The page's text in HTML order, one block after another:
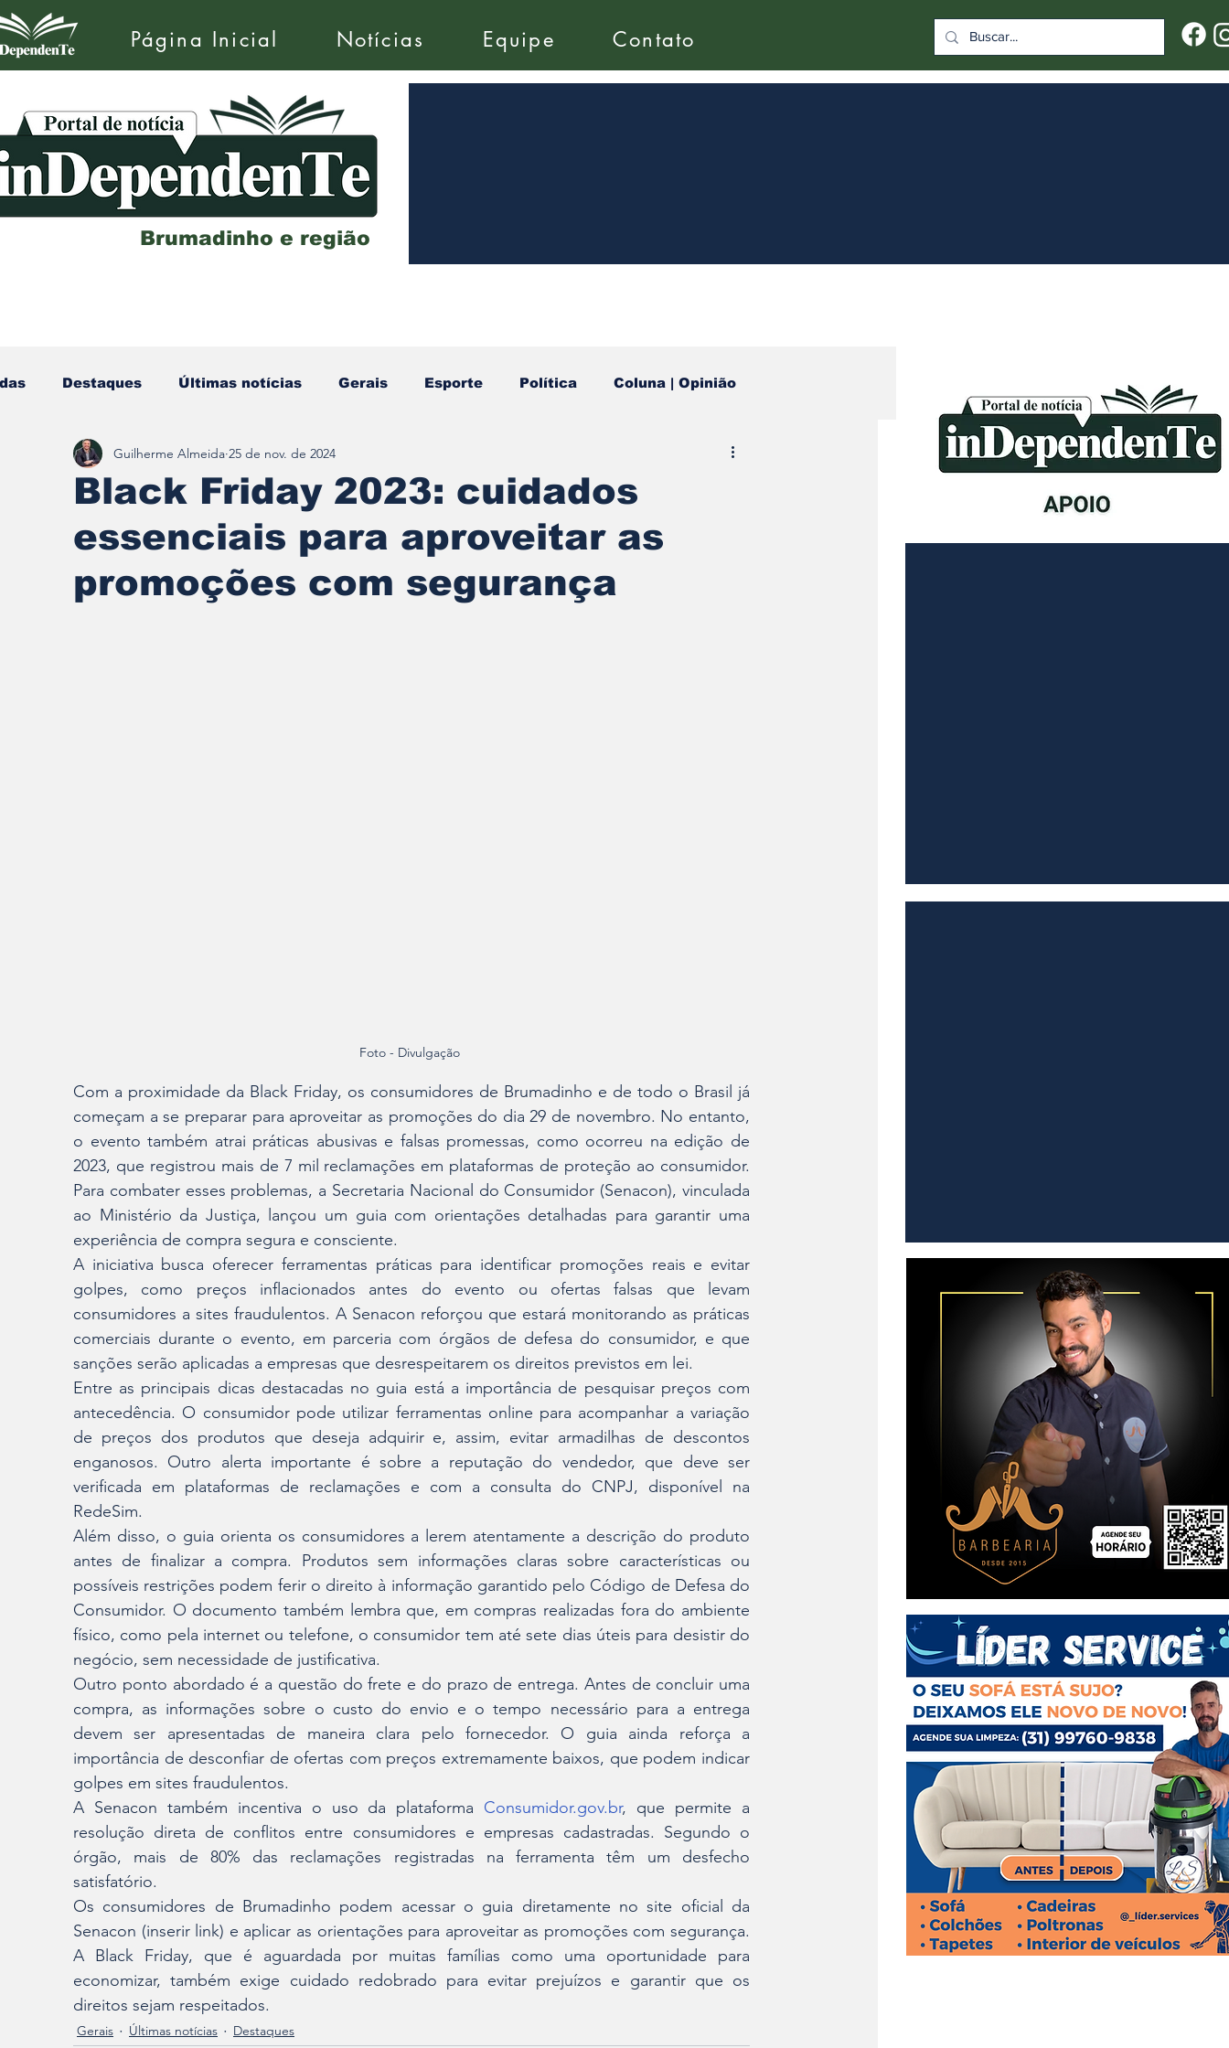
Página Inicial Notícias Equipe Contato
Brumadinho e região
Destaques Últimas notícias Gerais Esporte Política Coluna | Opinião
Redescobrindo Brumadinho
Black Friday 2023: cuidados
essenciais para aproveitar as
promoções com segurança
Guilherme Almeida 25 de nov. de 2024
Foto - Divulgação
Com a proximidade da Black Friday, os consumidores de Brumadinho e de todo o Brasil já
começam a se preparar para aproveitar as promoções do dia 29 de novembro. No entanto,
o evento também atrai práticas abusivas e falsas promessas, como ocorreu na edição de
2023, que registrou mais de 7 mil reclamações em plataformas de proteção ao consumidor.
Para combater esses problemas, a Secretaria Nacional do Consumidor (Senacon), vinculada
ao Ministério da Justiça, lançou um guia com orientações detalhadas para garantir uma
experiência de compra segura e consciente.
A iniciativa busca oferecer ferramentas práticas para identificar promoções reais e evitar
golpes, como preços inflacionados antes do evento ou ofertas falsas que levam
consumidores a sites fraudulentos. A Senacon reforçou que estará monitorando as práticas
comerciais durante o evento, em parceria com órgãos de defesa do consumidor, e que
sanções serão aplicadas a empresas que desrespeitarem os direitos previstos em lei.
Entre as principais dicas destacadas no guia está a importância de pesquisar preços com
antecedência. O consumidor pode utilizar ferramentas online para acompanhar a variação
de preços dos produtos que deseja adquirir e, assim, evitar armadilhas de descontos
enganosos. Outro alerta importante é sobre a reputação do vendedor, que deve ser
verificada em plataformas de reclamações e com a consulta do CNPJ, disponível na
RedeSim.
Além disso, o guia orienta os consumidores a lerem atentamente a descrição do produto
antes de finalizar a compra. Produtos sem informações claras sobre características ou
possíveis restrições podem ferir o direito à informação garantido pelo Código de Defesa do
Consumidor. O documento também lembra que, em compras realizadas fora do ambiente
físico, como pela internet ou telefone, o consumidor tem até sete dias úteis para desistir do
negócio, sem necessidade de justificativa.
Outro ponto abordado é a questão do frete e do prazo de entrega. Antes de concluir uma
compra, as informações sobre o custo do envio e o tempo necessário para a entrega
devem ser apresentadas de maneira clara pelo fornecedor. O guia ainda reforça a
importância de desconfiar de ofertas com preços extremamente baixos, que podem indicar
golpes em sites fraudulentos.
A Senacon também incentiva o uso da plataforma Consumidor.gov.br, que permite a
resolução direta de conflitos entre consumidores e empresas cadastradas. Segundo o
órgão, mais de 80% das reclamações registradas na ferramenta têm um desfecho
satisfatório.
Os consumidores de Brumadinho podem acessar o guia diretamente no site oficial da
Senacon (inserir link) e aplicar as orientações para aproveitar as promoções com segurança.
A Black Friday, que é aguardada por muitas famílias como uma oportunidade para
economizar, também exige cuidado redobrado para evitar prejuízos e garantir que os
direitos sejam respeitados.
Gerais Últimas notícias Destaques